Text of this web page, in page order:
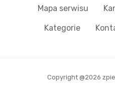
Mapa serwisu
Kategorie
Copyright @2026